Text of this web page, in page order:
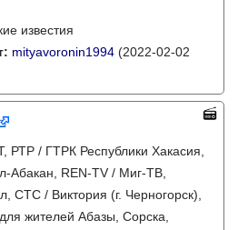
известия
mityavoronin1994 (2022-02-02
РТР / ГТРК Республики Хакасия,
Абакан, REN-TV / Миг-ТВ,
СТС / Виктория (г. Черногорск),
жителей Абазы, Сорска,